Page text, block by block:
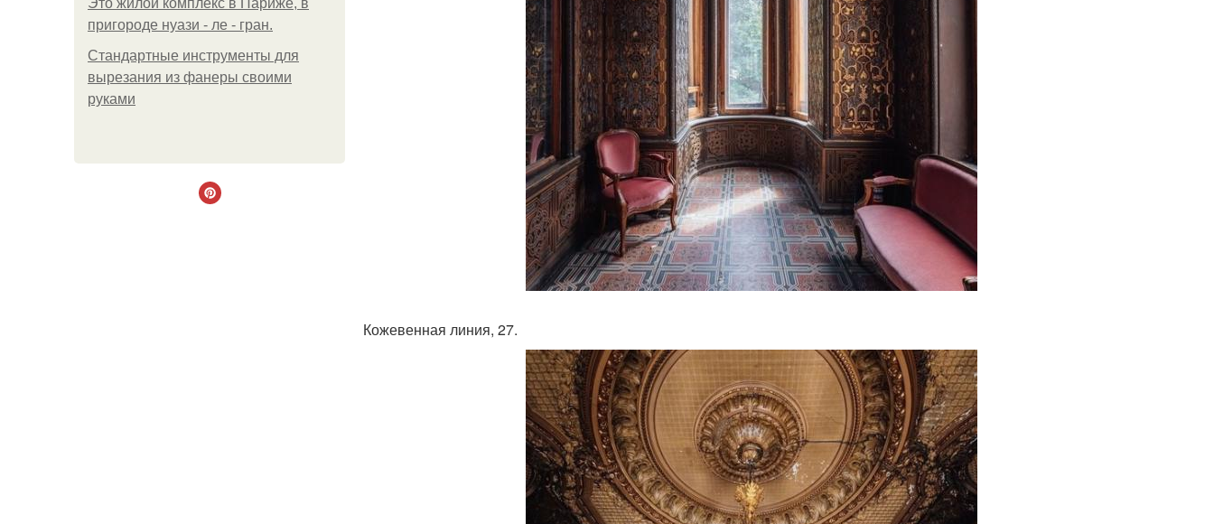
Это жилой комплекс в Париже, в
пригороде нуази - ле - гран.
Стандартные инструменты для
вырезания из фанеры своими
руками
Кожевенная линия, 27.